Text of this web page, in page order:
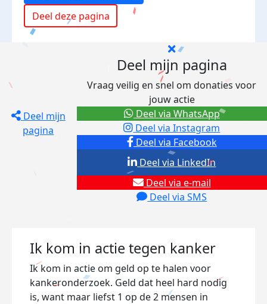
Deel deze pagina
Deel mijn
pagina
Deel mijn pagina
Vraag veilig en snel om donaties voor
jouw actie
Deel via Facebook
Deel via Instagram
Deel via e-mail
Deel via SMS
Deel via LinkedIn
Deel via WhatsApp
Ik kom in actie tegen kanker
Ik kom in actie om geld op te halen voor
kankeronderzoek. Geld dat heel hard nodig
is, want maar liefst 1 op de 2 mensen in